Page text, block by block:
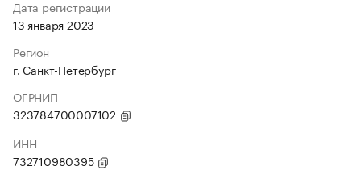
Дата регистрации
13 января 2023
Регион
г. Санкт-Петербург
ОГРНИП
323784700007102
ИНН
732710980395